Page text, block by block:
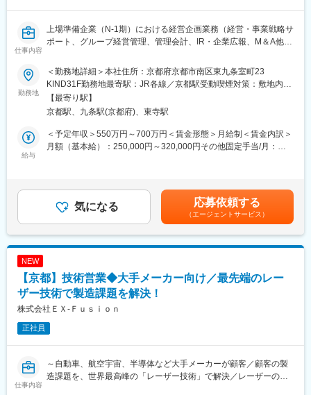
・提案書、見積書の作成および顧客への技術説明、導入提案
◇プロジェクト推進（PMフェーズ）
・社内エンジニアや協力会社との調整
・進捗、品質、コスト、スケジュールの管理
・顧客への装置納入、立ち上げ支援
◇技術評価・検証
・評価結果の整理、顧客への報告および改善提案
◎自動車、航空宇宙、電子部品など、最先端のモノづくりを行う
日本を代表する大手メーカーの製造課題に直接関わることができ
◎レーザー加工は、環境対応や精密化が進む製造業において、次
◎事業拡大フェーズのため、自ら考え、提案し、事業を前に進め
る経験を積むことができます。
仕事内容
上場準備企業（N-1期）における経営企画業務（経営・事業戦略サ
ポート、グループ経営管理、管理会計、IR・企業広報、M＆A他特
■業務内容：
電力・ガス・ネット回線等のインフラサービスを提供する当社に
て、上場準備企業(N-1期)における経営企画業務(経営・事業戦略サ
ポート、グループ経営管理、管理会計、IR・企業広報、M&A他特
命事項)をお任せします。
・グループ経営管理(グループ各社・各部門、各プロジェクトの予
算・実績管理)
・管理会計の整備(部門別損益管理、取締役会・経営会議資料作成)
【業績好調の背景】販売網を活かした営業を行うため、営業先が
安定しています。上場して知名度を上げることにより、よりスム
ーズ
現在、当社では数年後のIPOを目標に業務に取り組んでいます。今
回ご入社いただく方にはIPOに向けて又IPO後においても中心とな
勤務地
＜勤務地詳細＞本社住所：京都府京都市南区東九条室町23
KIND31F勤務地最寄駅：JR各線／京都駅受動喫煙対策：敷地内喫
煙可能場所あり変更の範囲：会社の定める事業所
【最寄り駅】
京都駅、九条駅(京都府)、東寺駅
給与
＜予定年収＞550万円～700万円＜賃金形態＞月給制＜賃金内訳＞
月額（基本給）：250,000円～320,000円その他固定手当/月：
月・12月）※前年度実績基本給の4.0ヶ月分・時間外は管理監督者
の為無し・入社のタイミングによって初回賞与は対象外もしくは
寸志になる場合がございます。賃金はあくまでも目安の金額であ
り、選考を通じて上下する可能性があります。月給(月額)は固定手
当を含めた表記です。
気になる 応募依頼する
（エージェントサービス）
NEW
【京都】技術営業◆大手メーカー向け／最先端のレー
ザー技術で製造課題を解決！
株式会社ＥＸ‐Ｆｕｓｉｏｎ
正社員
仕事内容
～自動車、航空宇宙、半導体など大手メーカーが顧客／顧客の製
造課題を、世界最高峰の「レーザー技術」で解決／レーザーの専